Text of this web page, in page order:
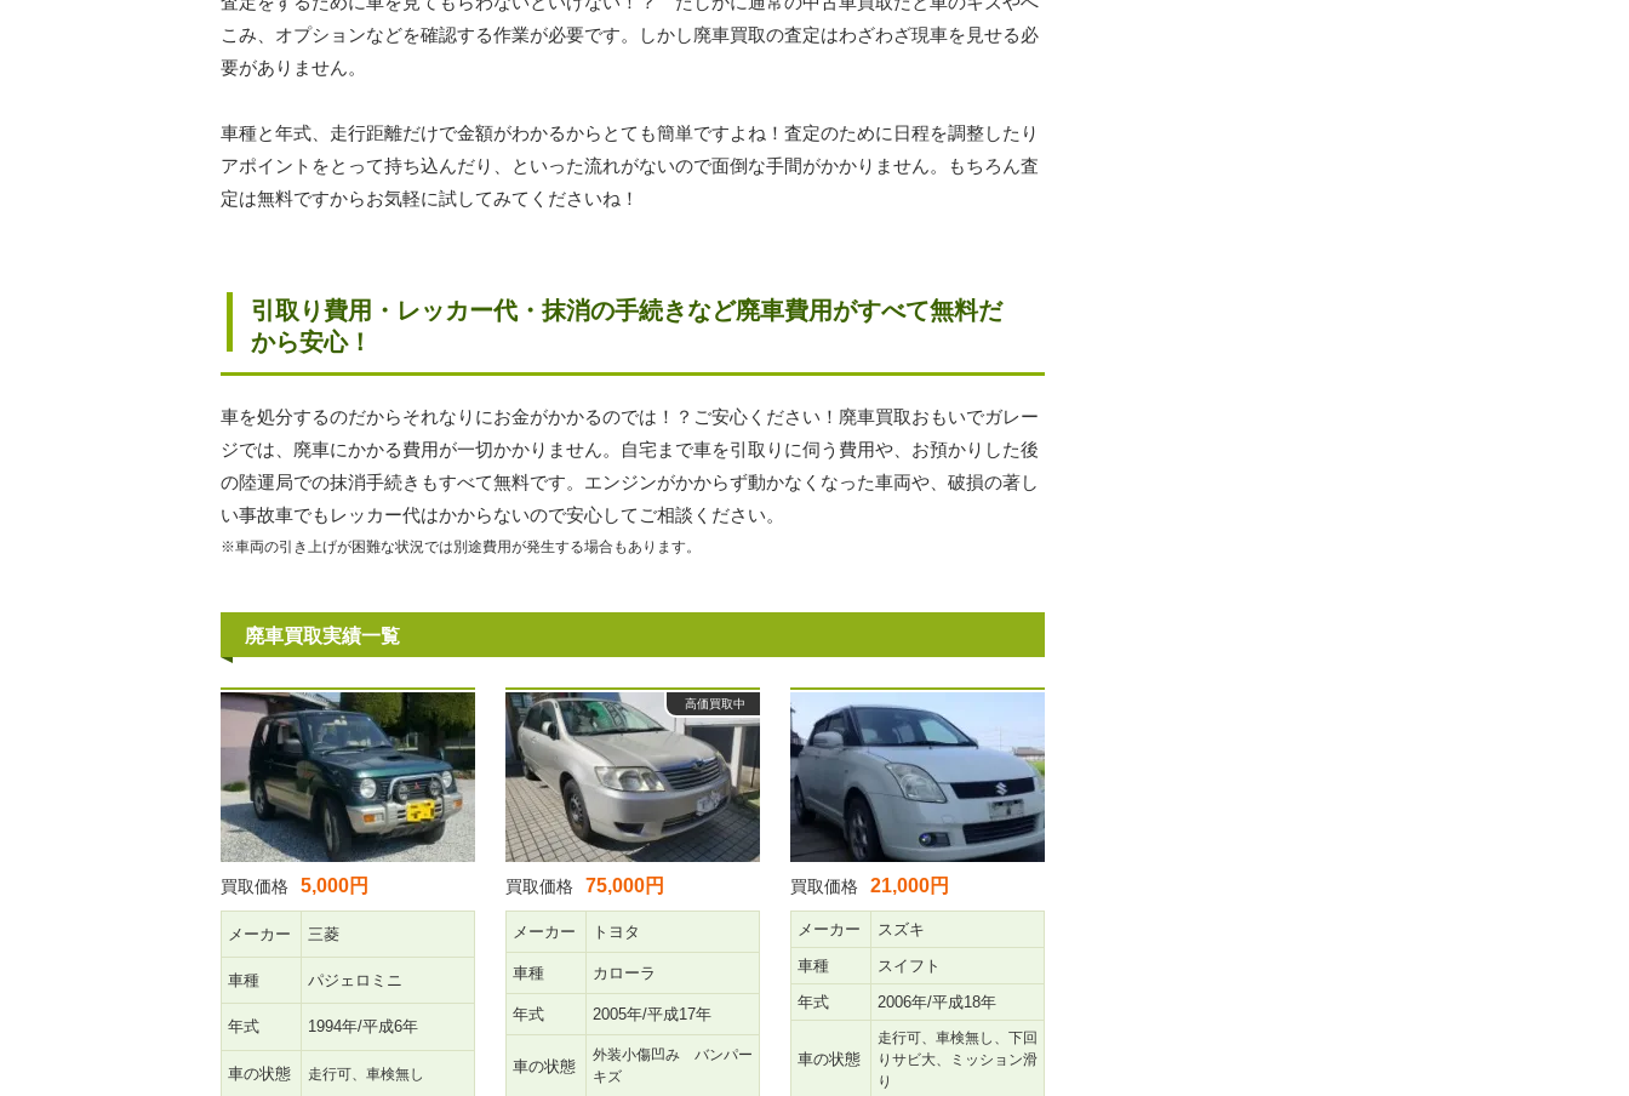
こみ、オプションなどを確認する作業が必要です。しかし廃車買取の査定はわざわざ現車を見せる必
要がありません。
車種と年式、走行距離だけで金額がわかるからとても簡単ですよね！査定のために日程を調整したり
アポイントをとって持ち込んだり、といった流れがないので面倒な手間がかかりません。もちろん査
定は無料ですからお気軽に試してみてくださいね！
引取り費用・レッカー代・抹消の手続きなど廃車費用がすべて無料だ
から安心！
車を処分するのだからそれなりにお金がかかるのでは！？ご安心ください！廃車買取おもいでガレー
ジでは、廃車にかかる費用が一切かかりません。自宅まで車を引取りに伺う費用や、お預かりした後
の陸運局での抹消手続きもすべて無料です。エンジンがかからず動かなくなった車両や、破損の著し
い事故車でもレッカー代はかからないので安心してご相談ください。
※車両の引き上げが困難な状況では別途費用が発生する場合もあります。
廃車買取実績一覧
買取価格 5,000円
メーカー 三菱
車種 パジェロミニ
年式 1994年/平成6年
車の状態 走行可、車検無し
高価買取中
買取価格 75,000円
メーカー トヨタ
車種 カローラ
年式 2005年/平成17年
車の状態
外装小傷凹み バンパー
キズ
買取価格 21,000円
メーカー
スズキ
車種
スイフト
年式
2006年/平成18年
車の状態
走行可、車検無し、下回
りサビ大、ミッション滑
り